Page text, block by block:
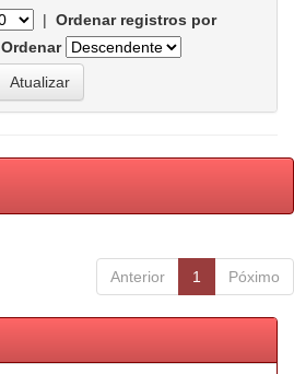
| Ordenar registros por
Ordenar
Anterior 1 Póximo